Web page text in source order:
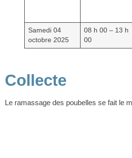
Samedi 04
octobre 2025
08 h 00 – 13 h
00
Collecte
Le ramassage des poubelles se fait le